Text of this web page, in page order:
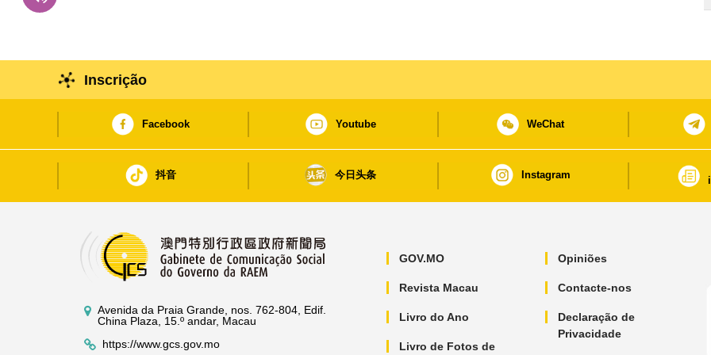
Inscrição
Facebook Youtube WeChat
抖音 今日头条 Instagram
Avenida da Praia Grande, nos. 762-804, Edif.
China Plaza, 15.º andar, Macau
https://www.gcs.gov.mo
GOV.MO
Revista Macau
Livro do Ano
Livro de Fotos de
Opiniões
Contacte-nos
Declaração de
Privacidade